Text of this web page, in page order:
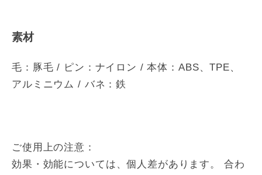
素材
毛：豚毛 / ピン：ナイロン / 本体：ABS、TPE、
アルミニウム / バネ：鉄
ご使用上の注意：
効果・効能については、個人差があります。 合わ